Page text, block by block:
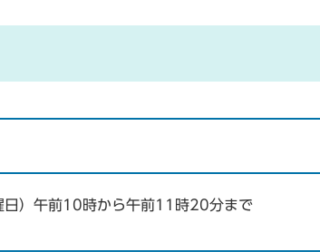
）午前10時から午前11時20分まで